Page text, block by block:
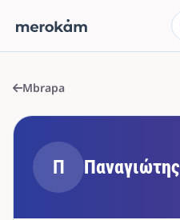
Mbrapa
Π Παναγιώτης